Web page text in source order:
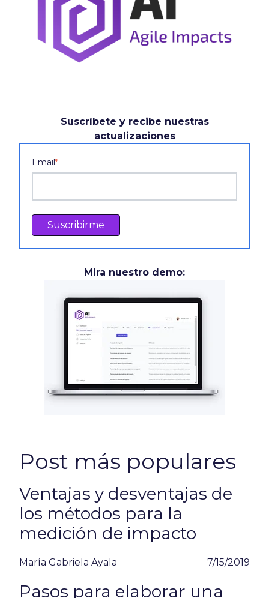
Suscríbete y recibe nuestras
actualizaciones
Email *
Mira nuestro demo:
Post más populares
Ventajas y desventajas de
los métodos para la
medición de impacto
María Gabriela Ayala 7/15/2019
Pasos para elaborar una